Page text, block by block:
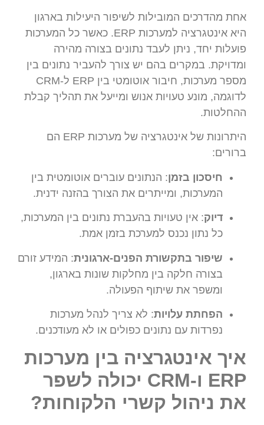
אחת מהדרכים המובילות לשיפור היעילות בארגון
היא אינטגרציה למערכות ERP. כאשר כל המערכות
פועלות יחד, ניתן לעבד נתונים בצורה מהירה
ומדויקת. במקרים בהם יש צורך להעביר נתונים בין
מספר מערכות, חיבור אוטומטי בין ERP ל-CRM
לדוגמה, מונע טעויות אנוש ומייעל את תהליך קבלת
ההחלטות.
היתרונות של אינטגרציה של מערכות ERP הם
ברורים:
חיסכון בזמן: הנתונים עוברים אוטומטית בין
המערכות, ומייתרים את הצורך בהזנה ידנית.
דיוק: אין טעויות בהעברת נתונים בין המערכות,
כל נתון נכנס למערכת בזמן אמת.
שיפור בתקשורת הפנים-ארגונית: המידע זורם
בצורה חלקה בין מחלקות שונות בארגון,
ומשפר את שיתוף הפעולה.
הפחתת עלויות: לא צריך לנהל מערכות
נפרדות עם נתונים כפולים או לא מעודכנים.
איך אינטגרציה בין מערכות
ERP ו-CRM יכולה לשפר
את ניהול קשרי הלקוחות?